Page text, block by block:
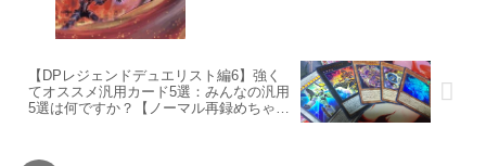
【DPレジェンドデュエリスト編6】強く
てオススメ汎用カード5選：みんなの汎用
5選は何ですか？【ノーマル再録めちゃ豪